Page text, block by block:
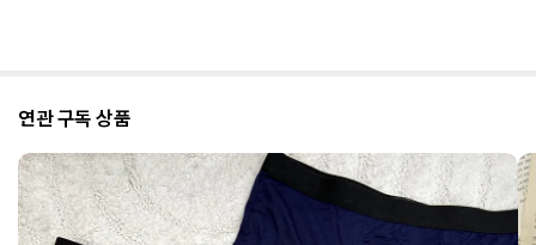
연관 구독 상품